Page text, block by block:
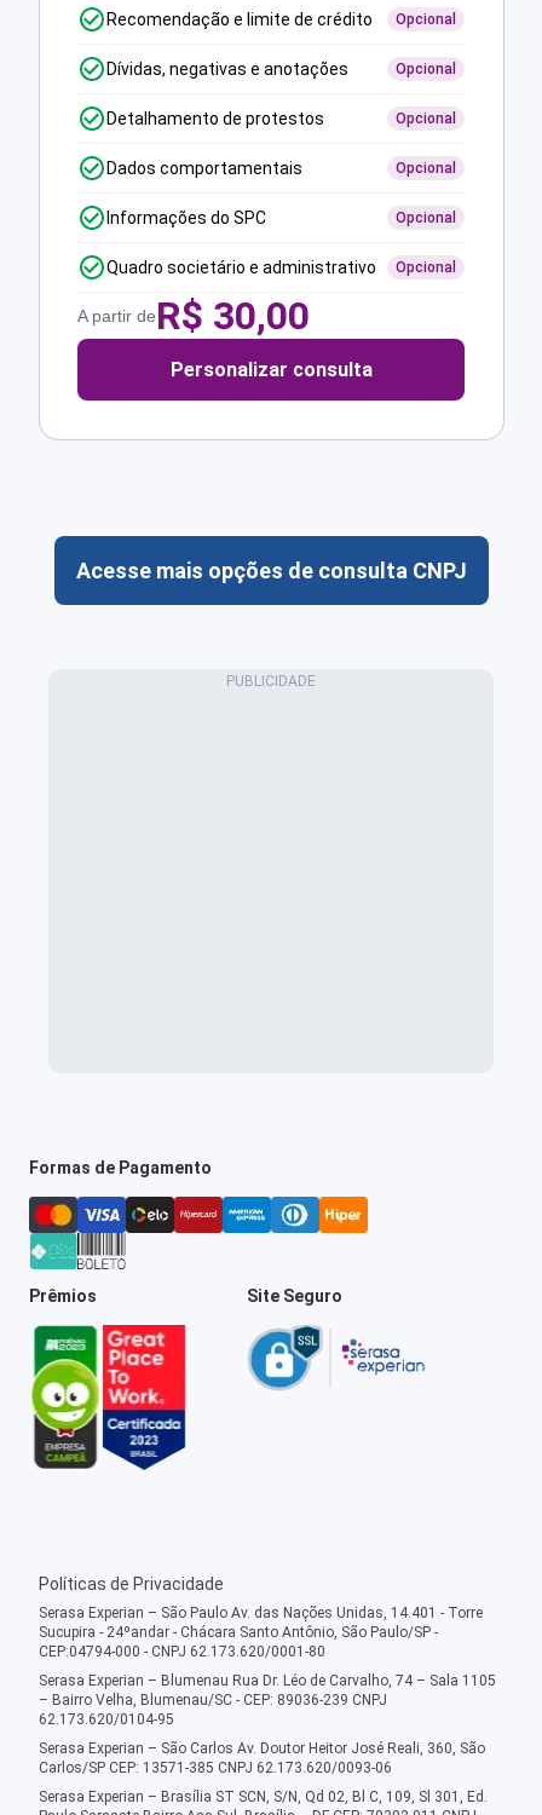
Recomendação e limite de crédito Opcional
Dívidas, negativas e anotações Opcional
Detalhamento de protestos Opcional
Dados comportamentais Opcional
Informações do SPC Opcional
Quadro societário e administrativo Opcional
A partir deR$ 30,00
Personalizar consulta
Acesse mais opções de consulta CNPJ
Formas de Pagamento
Prêmios Site Seguro
Políticas de Privacidade
Serasa Experian – São Paulo Av. das Nações Unidas, 14.401 - Torre
Sucupira - 24ºandar - Chácara Santo Antônio, São Paulo/SP -
CEP:04794-000 - CNPJ 62.173.620/0001-80
Serasa Experian – Blumenau Rua Dr. Léo de Carvalho, 74 – Sala 1105
– Bairro Velha, Blumenau/SC - CEP: 89036-239 CNPJ
62.173.620/0104-95
Serasa Experian – São Carlos Av. Doutor Heitor José Reali, 360, São
Carlos/SP CEP: 13571-385 CNPJ 62.173.620/0093-06
Serasa Experian – Brasília ST SCN, S/N, Qd 02, Bl C, 109, Sl 301, Ed.